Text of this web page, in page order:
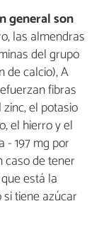
general son
las almendras
del grupo
de calcio), A
fibras
el potasio
el hierro y el
- 197 mg por
caso de tener
está la
tiene azúcar